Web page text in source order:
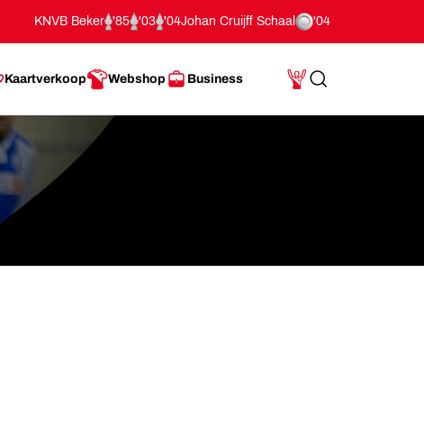
KNVB Beker '85 '03 '04Johan Cruijff Schaal '04
Kaartverkoop Webshop Business
Mijn Account
Search